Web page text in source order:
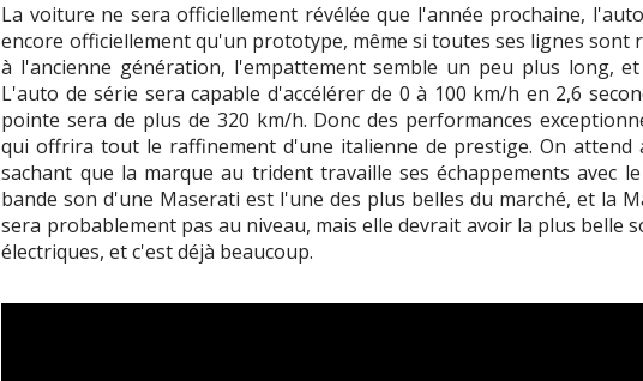
La voiture ne sera officiellement révélée que l'année prochaine,
encore officiellement qu'un prototype, même si toutes ses lignes sont
à l'ancienne génération, l'empattement semble un peu plus long,
L'auto de série sera capable d'accélérer de 0 à 100 km/h en 2,6
pointe sera de plus de 320 km/h. Donc des performances
qui offrira tout le raffinement d'une italienne de prestige. On attend
sachant que la marque au trident travaille ses échappements avec
bande son d'une Maserati est l'une des plus belles du marché, et la
sera probablement pas au niveau, mais elle devrait avoir la plus belle
électriques, et c'est déjà beaucoup.